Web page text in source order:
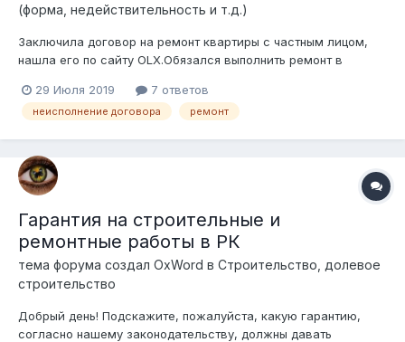
(форма, недействительность и т.д.)
Заключила договор на ремонт квартиры с частным лицом,
нашла его по сайту OLX.Обязался выполнить ремонт в
работают на других объектах, сам он ищет заказы для
объемов работ. Начало работ было очень хорошее, пришло
29 Июля 2019 7 ответов
неисполнение договора ремонт
Гарантия на строительные и
ремонтные работы в РК
тема форума создал OxWord в Строительство, долевое
строительство
Добрый день! Подскажите, пожалуйста, какую гарантию,
согласно нашему законодательству, должны давать